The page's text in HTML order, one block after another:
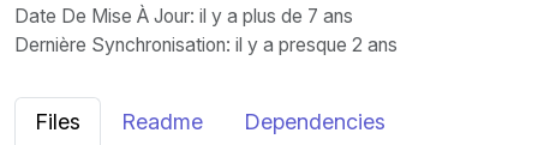
Date De Mise À Jour: il y a plus de 7 ans
Dernière Synchronisation: il y a presque 2 ans
Files Readme Dependencies